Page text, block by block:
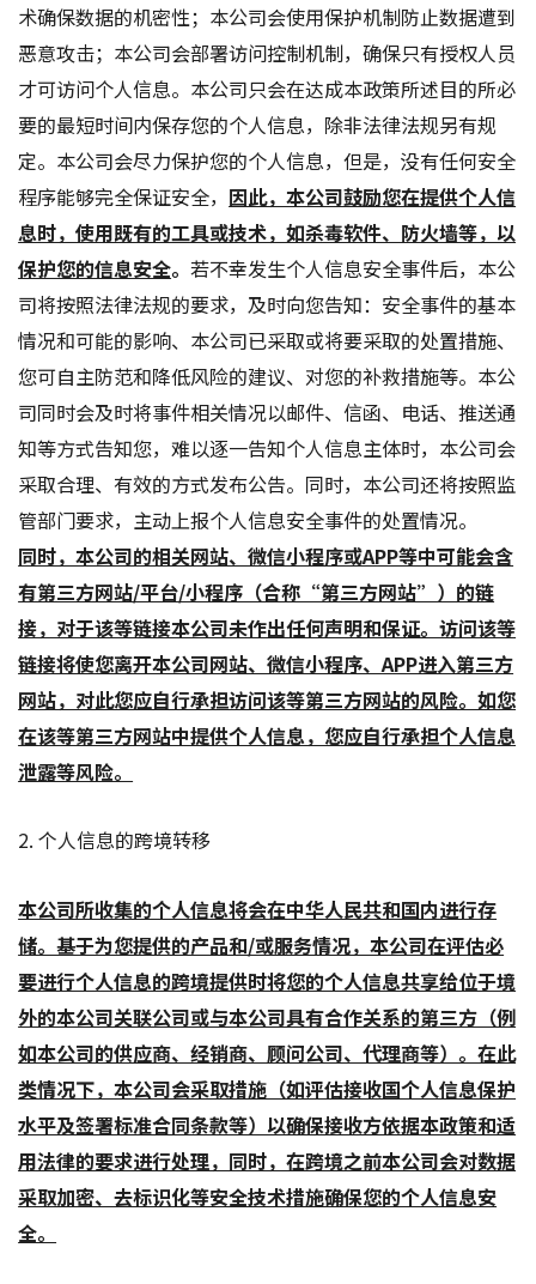
术确保数据的机密性；本公司会使用保护机制防止数据遭到
恶意攻击；本公司会部署访问控制机制，确保只有授权人员
才可访问个人信息。本公司只会在达成本政策所述目的所必
要的最短时间内保存您的个人信息，除非法律法规另有规
定。本公司会尽力保护您的个人信息，但是，没有任何安全
程序能够完全保证安全， 因此，本公司鼓励您在提供个人信
息时，使用既有的工具或技术，如杀毒软件、防火墙等，以
保护您的信息安全。若不幸发生个人信息安全事件后，本公
司将按照法律法规的要求，及时向您告知：安全事件的基本
情况和可能的影响、本公司已采取或将要采取的处置措施、
您可自主防范和降低风险的建议、对您的补救措施等。本公
司同时会及时将事件相关情况以邮件、信函、电话、推送通
知等方式告知您，难以逐一告知个人信息主体时，本公司会
采取合理、有效的方式发布公告。同时，本公司还将按照监
管部门要求，主动上报个人信息安全事件的处置情况。
同时，本公司的相关网站、微信小程序或APP等中可能会含
有第三方网站/平台/小程序（合称“第三方网站”）的链
接，对于该等链接本公司未作出任何声明和保证。访问该等
链接将使您离开本公司网站、微信小程序、APP进入第三方
网站，对此您应自行承担访问该等第三方网站的风险。如您
在该等第三方网站中提供个人信息，您应自行承担个人信息
泄露等风险。
2. 个人信息的跨境转移
本公司所收集的个人信息将会在中华人民共和国内进行存
储。基于为您提供的产品和/或服务情况，本公司在评估必
要进行个人信息的跨境提供时将您的个人信息共享给位于境
外的本公司关联公司或与本公司具有合作关系的第三方（例
如本公司的供应商、经销商、顾问公司、代理商等）。在此
类情况下，本公司会采取措施（如评估接收国个人信息保护
水平及签署标准合同条款等）以确保接收方依据本政策和适
用法律的要求进行处理，同时，在跨境之前本公司会对数据
采取加密、去标识化等安全技术措施确保您的个人信息安
全。